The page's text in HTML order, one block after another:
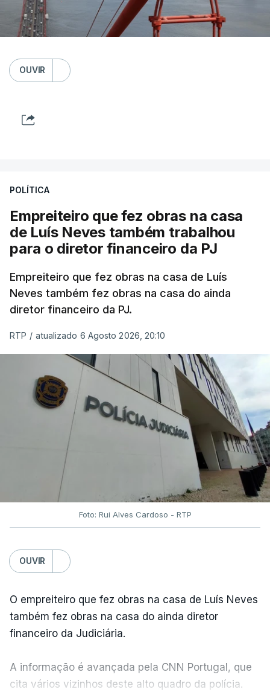
OUVIR
POLÍTICA
Empreiteiro que fez obras na casa
de Luís Neves também trabalhou
para o diretor financeiro da PJ
Empreiteiro que fez obras na casa de Luís
Neves também fez obras na casa do ainda
diretor financeiro da PJ.
RTP / atualizado 6 Agosto 2026, 20:10
Foto: Rui Alves Cardoso - RTP
OUVIR
O empreiteiro que fez obras na casa de Luís Neves
também fez obras na casa do ainda diretor
financeiro da Judiciária.
A informação é avançada pela CNN Portugal, que
cita vários vizinhos deste alto quadro da polícia.